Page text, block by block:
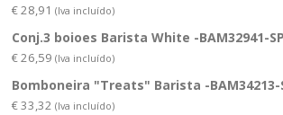
€28,91 (Iva incluído)
Conj.3 boioes Barista White -BAM32941-SP
€26,59 (Iva incluído)
Bomboneira "Treats" Barista -BAM34213-
€33,32 (Iva incluído)